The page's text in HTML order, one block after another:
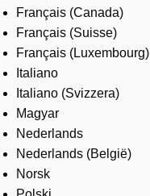
Français (Canada)
Français (Suisse)
Français (Luxembourg)
Italiano
Italiano (Svizzera)
Magyar
Nederlands
Nederlands (België)
Norsk